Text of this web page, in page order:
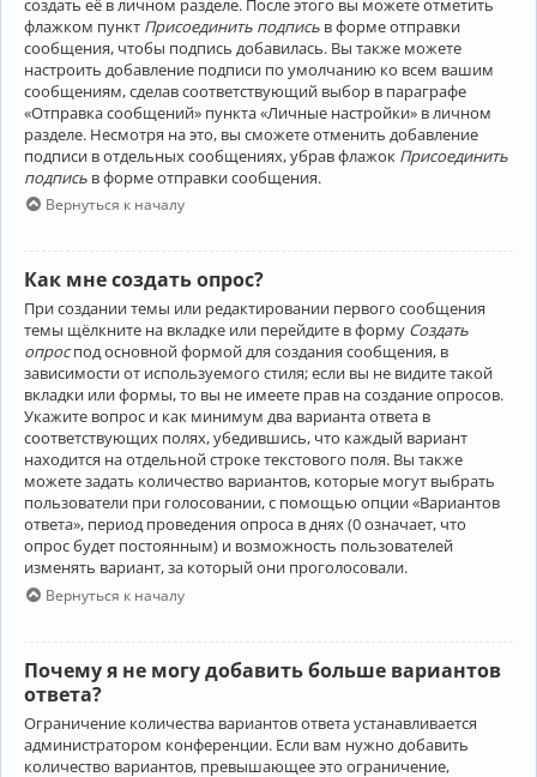
флажком пункт Присоединить подпись в форме отправки
сообщения, чтобы подпись добавилась. Вы также можете
настроить добавление подписи по умолчанию ко всем вашим
сообщениям, сделав соответствующий выбор в параграфе
«Отправка сообщений» пункта «Личные настройки» в личном
разделе. Несмотря на это, вы сможете отменить добавление
подписи в отдельных сообщениях, убрав флажок Присоединить
подпись в форме отправки сообщения.
Вернуться к началу
Как мне создать опрос?
При создании темы или редактировании первого сообщения
темы щёлкните на вкладке или перейдите в форму Создать
опроспод основной формой для создания сообщения, в
зависимости от используемого стиля; если вы не видите такой
вкладки или формы, то вы не имеете прав на создание опросов.
Укажите вопрос и как минимум два варианта ответа в
соответствующих полях, убедившись, что каждый вариант
находится на отдельной строке текстового поля. Вы также
можете задать количество вариантов, которые могут выбрать
пользователи при голосовании, с помощью опции «Вариантов
ответа», период проведения опроса в днях (0 означает, что
опрос будет постоянным) и возможность пользователей
изменять вариант, за который они проголосовали.
Вернуться к началу
Почему я не могу добавить больше вариантов
ответа?
Ограничение количества вариантов ответа устанавливается
администратором конференции. Если вам нужно добавить
количество вариантов, превышающее это ограничение,